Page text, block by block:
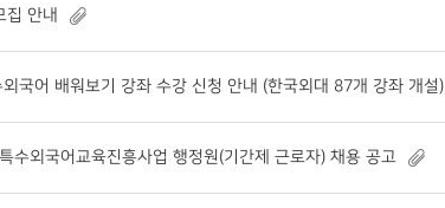
집 안내
국어 배워보기 강좌 수강 신청 안내 (한국외대 87개 강좌 개설)
수외국어교육진흥사업 행정원(기간제 근로자) 채용 공고